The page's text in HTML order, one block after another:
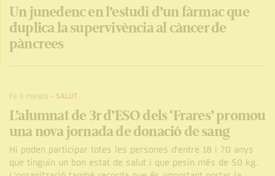
Un junedenc en l’estudi d’un fàrmac que
duplica la supervivència al càncer de
pàncrees
Fa 3 mesos - SALUT
L’alumnat de 3r d’ESO dels ‘Frares’ promou
una nova jornada de donació de sang
Hi poden participar totes les persones d'entre 18 i 70 anys
que tinguin un bon estat de salut i que pesin més de 50 kg.